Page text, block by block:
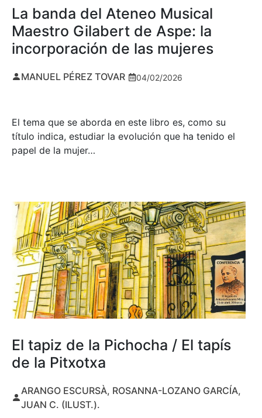
La banda del Ateneo Musical
Maestro Gilabert de Aspe: la
incorporación de las mujeres
MANUEL PÉREZ TOVAR 04/02/2026
El tema que se aborda en este libro es, como su
título indica, estudiar la evolución que ha tenido el
papel de la mujer…
El tapiz de la Pichocha / El tapís
de la Pitxotxa
ARANGO ESCURSÀ, ROSANNA-LOZANO GARCÍA,
JUAN C. (ILUST.).